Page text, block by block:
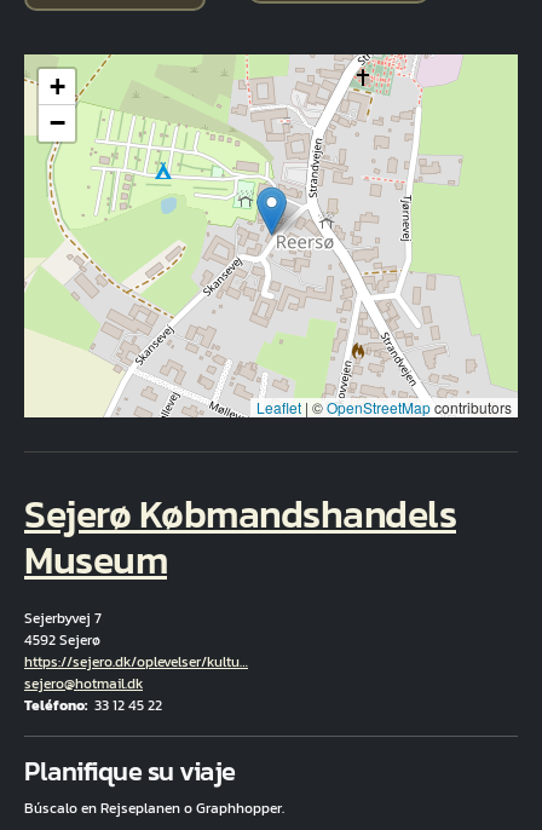
+
−
Leaflet | ©OpenStreetMapcontributors
Sejerø Købmandshandels
Museum
Sejerbyvej 7
4592 Sejerø
Hjemmeside
https://sejero.dk/oplevelser/kultu…
Correo electrónico
sejero@hotmail.dk
Teléfono 33 12 45 22
Planifique su viaje
Búscalo en Rejseplanen o Graphhopper.